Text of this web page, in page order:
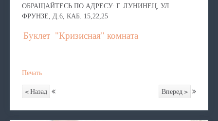
ОБРАЩАЙТЕСЬ ПО АДРЕСУ: Г. ЛУНИНЕЦ, УЛ.
ФРУНЗЕ, Д.6, КАБ. 15,22,25
Буклет "Кризисная" комната
Печать
< Назад Вперед >